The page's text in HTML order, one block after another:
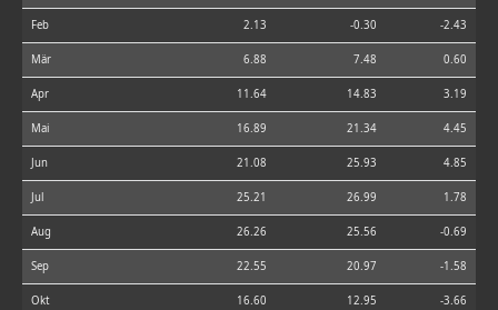
Feb 2.13 -0.30 -2.43
Mär 6.88 7.48 0.60
Apr 11.64 14.83 3.19
Mai 16.89 21.34 4.45
Jun 21.08 25.93 4.85
Jul 25.21 26.99 1.78
Aug 26.26 25.56 -0.69
Sep 22.55 20.97 -1.58
Okt 16.60 12.95 -3.66